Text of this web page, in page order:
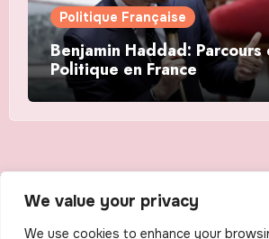
We value your privacy
We use cookies to enhance your
Politique Française
Benjamin Haddad: Parcours
Politique en France
The